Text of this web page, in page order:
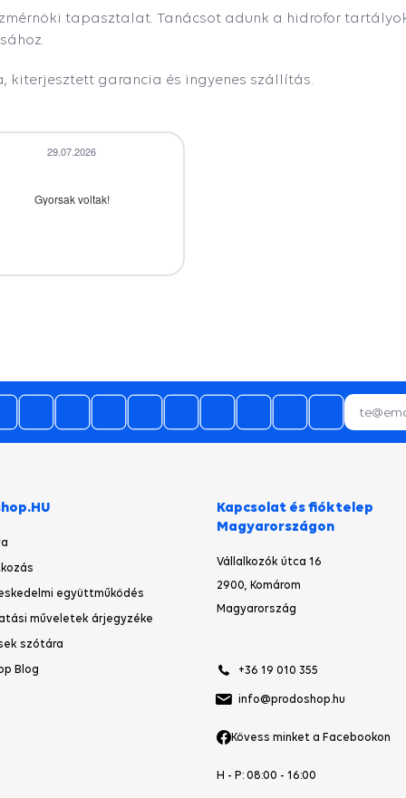
tapasztalat. Tanácsot adunk a hidrofor
kiterjesztett garancia és ingyenes szállítás.
29.07.2026
Gyorsak voltak!
együttműködés
műveletek árjegyzéke
szótára
Blog
Kapcsolat és fióktelep
Magyarországon
Vállalkozók útca 16
2900, Komárom
Magyarország
+36 19 010 355
info@prodoshop.hu
Kövess minket a Facebookon
H - P: 08:00 - 16:00